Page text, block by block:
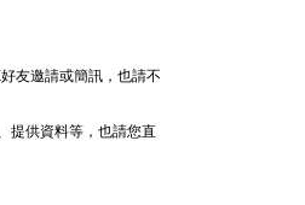
友邀請或簡訊，也請不
提供資料等，也請您直